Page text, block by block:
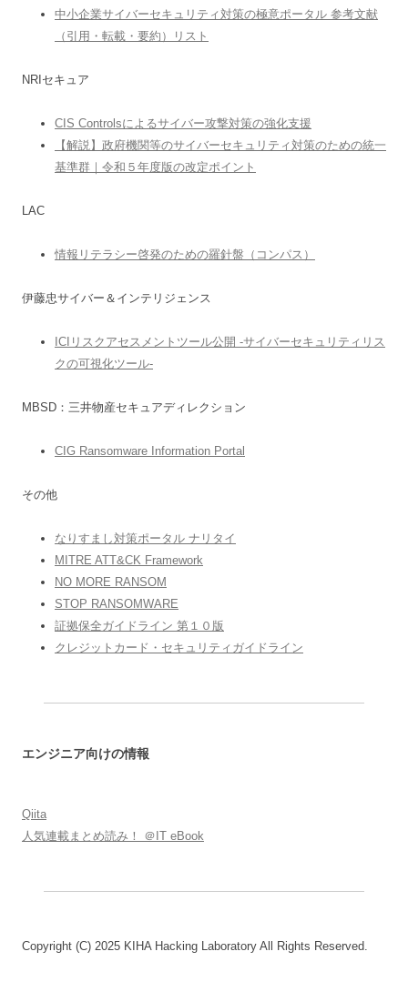
中小企業サイバーセキュリティ対策の極意ポータル 参考文献
（引用・転載・要約）リスト
NRIセキュア
CIS Controlsによるサイバー攻撃対策の強化支援
【解説】政府機関等のサイバーセキュリティ対策のための統一
基準群｜令和５年度版の改定ポイント
LAC
情報リテラシー啓発のための羅針盤（コンパス）
伊藤忠サイバー＆インテリジェンス
ICIリスクアセスメントツール公開 -サイバーセキュリティリス
クの可視化ツール-
MBSD：三井物産セキュアディレクション
CIG Ransomware Information Portal
その他
なりすまし対策ポータル ナリタイ
MITRE ATT&CK Framework
NO MORE RANSOM
STOP RANSOMWARE
証拠保全ガイドライン 第１０版
クレジットカード・セキュリティガイドライン
エンジニア向けの情報
Qiita
人気連載まとめ読み！ ＠IT eBook
Copyright (C) 2025 KIHA Hacking Laboratory All Rights Reserved.